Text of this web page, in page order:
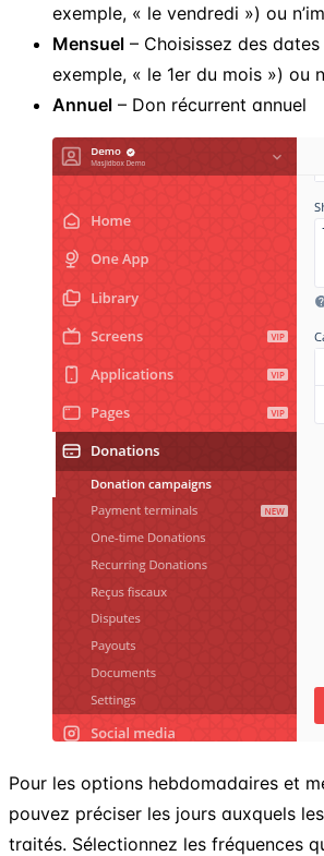
exemple, « le vendredi ») ou
Mensuel – Choisissez des
exemple, « le 1er du mois ») ou
Annuel – Don récurrent annuel
Pour les options hebdomadaires et
pouvez préciser les jours auxquels
traités. Sélectionnez les fréquences